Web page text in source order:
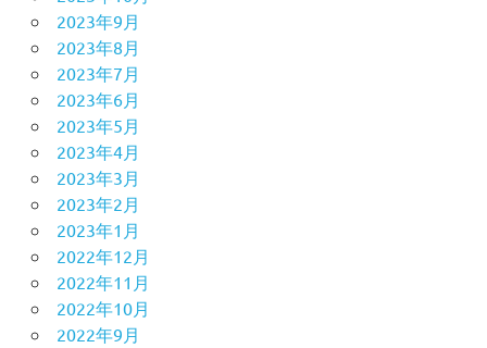
2023年9月
2023年8月
2023年7月
2023年6月
2023年5月
2023年4月
2023年3月
2023年2月
2023年1月
2022年12月
2022年11月
2022年10月
2022年9月